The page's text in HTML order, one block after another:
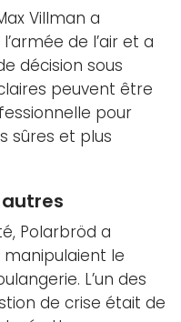
Villman a
de l’air et a
décision sous
peuvent être
pour
sûres et plus
Polarbröd a
le
L’un des
de crise était de